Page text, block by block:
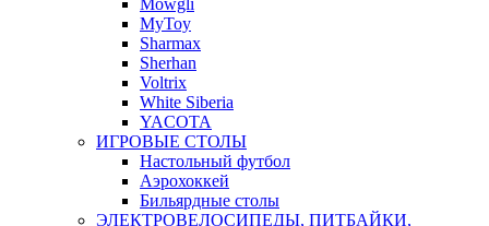
Mowgli
MyToy
Sharmax
Sherhan
Voltrix
White Siberia
YACOTA
ИГРОВЫЕ СТОЛЫ
Настольный футбол
Аэрохоккей
Бильярдные столы
ЭЛЕКТРОВЕЛОСИПЕДЫ, ПИТБАЙКИ,